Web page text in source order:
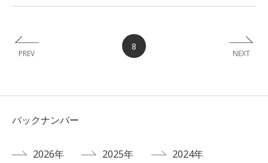
PREV
8
NEXT
バックナンバー
2026年 2025年 2024年